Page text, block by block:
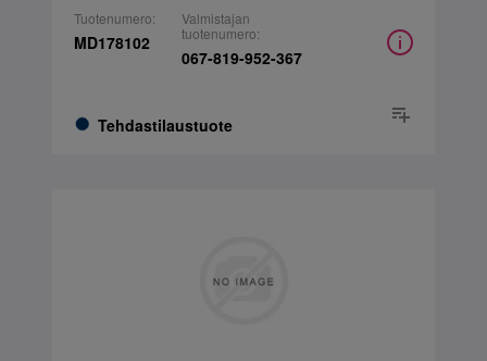
Tuotenumero:
MD178102
Tehdastilaustuote
Valmistajan
tuotenumero:
067-819-952-367